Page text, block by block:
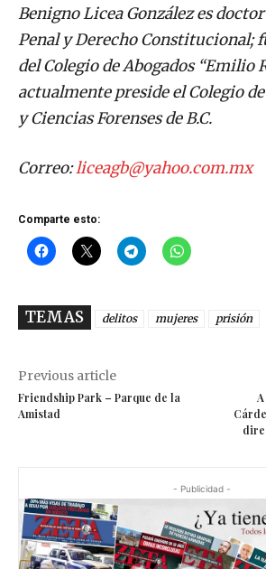
Benigno Licea González es
Penal y Derecho Constitucional;
del Colegio de Abogados “Emilio
actualmente preside el Colegio
y Ciencias Forenses de B.C.
Correo:liceagb@yahoo.com.mx
Comparte esto:
TEMAS delitos mujeres prisión
Previous article
Friendship Park – Parque de la
Amistad
- Publicidad -